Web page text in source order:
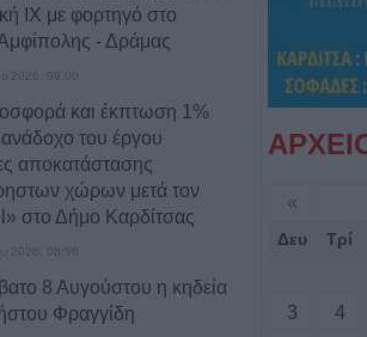
ΙΧ με φορτηγό στο
- Δράμας
2026, 09:00
και έκπτωση 1%
ανάδοχο του έργου
αποκατάστασης
χώρων μετά τον
στο Δήμο Καρδίτσας
2026, 08:56
8 Αυγούστου η κηδεία
Φραγγίδη
«
Δευ Τρί
3
4